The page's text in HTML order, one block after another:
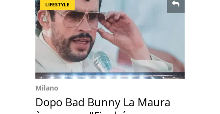
LIFESTYLE
Milano
Dopo Bad Bunny La Maura